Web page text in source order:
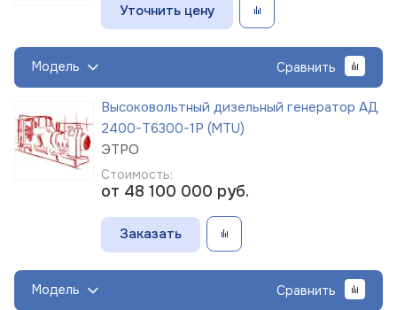
Уточнить цену
Модель Сравнить
Высоковольтный дизельный генератор АД
2400-Т6300-1Р (MTU)
ЭТРО
Стоимость:
от 48 100 000 руб.
Заказать
Модель Сравнить